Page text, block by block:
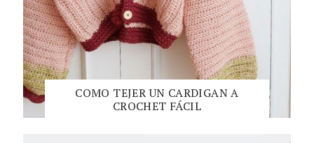
COMO TEJER UN CARDIGAN A
CROCHET FÁCIL